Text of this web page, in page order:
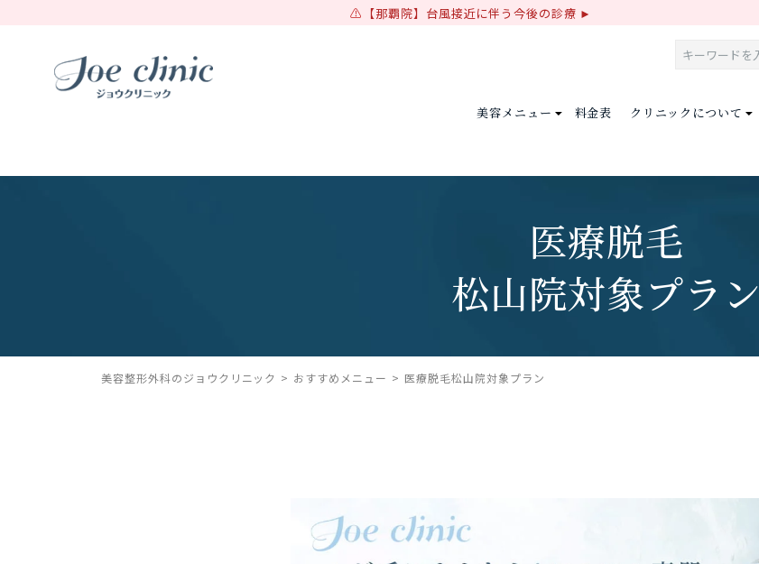
【那覇院】台風接近に伴う今後の診療
美容メニュー 料金表 クリニックについて
医療脱毛
松山院対象プラン
美容整形外科のジョウクリニック おすすめメニュー 医療脱毛松山院対象プラン